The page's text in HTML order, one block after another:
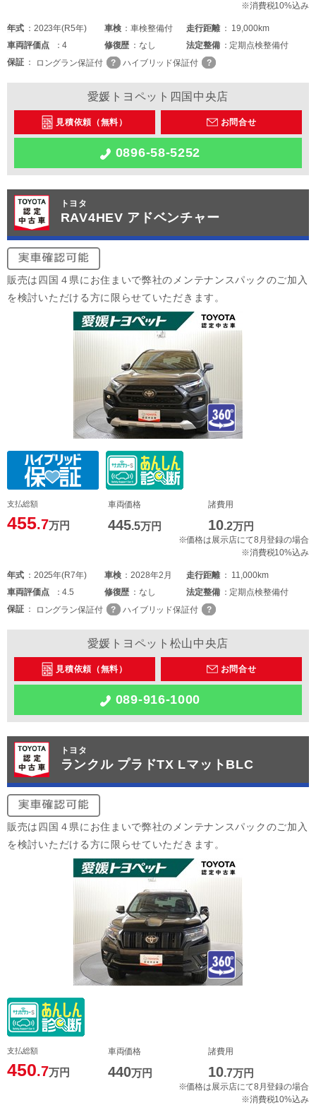
※消費税10%込み
年式 2023年(R5年) 車検 車検整備付 走行距離
19,000km
車両評価点 4 修復歴 なし 法定整備
定期点検整備付
保証
ロングラン保証付 ハイブリッド保証付
愛媛トヨペット四国中央店
見積依頼（無料） お問合せ
0896-58-5252
トヨタ
RAV4HEV アドベンチャー
販売は四国４県にお住まいで弊社のメンテナンスパックのご加入
を検討いただける方に限らせていただきます。
支払総額
455.7万円
車両価格
445.5万円
諸費用
10.2万円
※価格は展示店にて8月登録の場合
※消費税10%込み
年式 2025年(R7年) 車検 2028年2月 走行距離
11,000km
車両評価点 4.5 修復歴 なし 法定整備
定期点検整備付
保証
ロングラン保証付 ハイブリッド保証付
愛媛トヨペット松山中央店
見積依頼（無料） お問合せ
089-916-1000
トヨタ
ランクル プラドTX LマットBLC
販売は四国４県にお住まいで弊社のメンテナンスパックのご加入
を検討いただける方に限らせていただきます。
支払総額
450.7万円
車両価格
440万円
諸費用
10.7万円
※価格は展示店にて8月登録の場合
※消費税10%込み